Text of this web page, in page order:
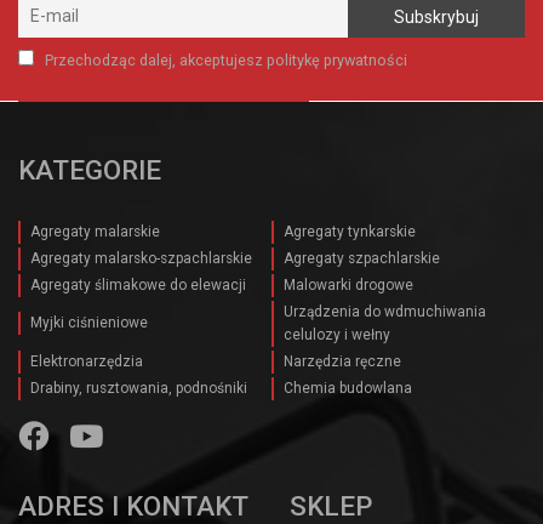
Przechodząc dalej, akceptujesz politykę prywatności
KATEGORIE
Agregaty malarskie
Agregaty tynkarskie
Agregaty malarsko-szpachlarskie
Agregaty szpachlarskie
Agregaty ślimakowe do elewacji
Malowarki drogowe
Myjki ciśnieniowe
Urządzenia do wdmuchiwania
celulozy i wełny
Elektronarzędzia
Narzędzia ręczne
Drabiny, rusztowania, podnośniki
Chemia budowlana
ADRES I KONTAKT SKLEP